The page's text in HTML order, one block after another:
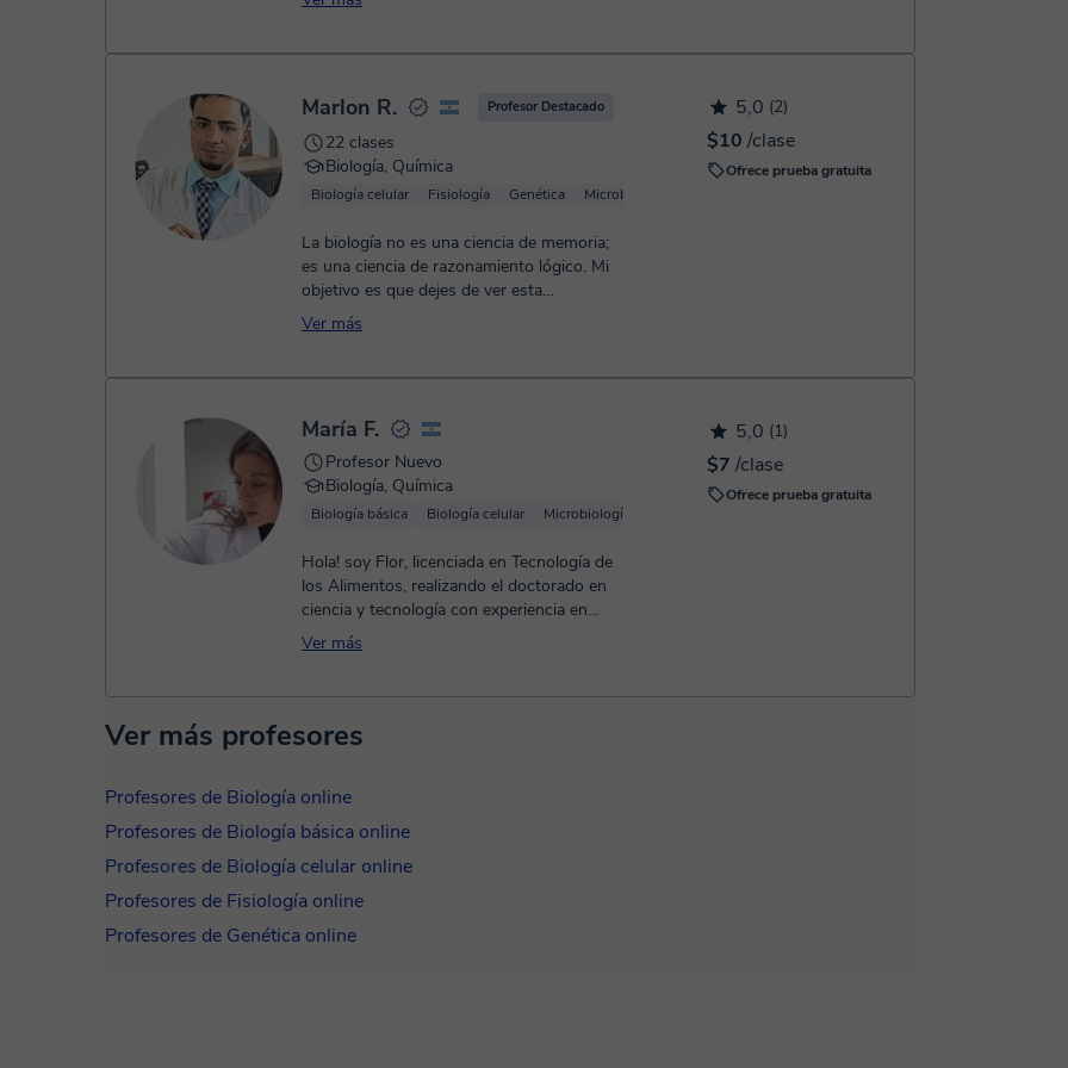
5,0 (2)
$10 /clase
Ofrece prueba gratuita
Marlon R. Profesor Destacado
22 clases
Biología, Química
Biología celular Fisiología Genética Microbiología
La biología no es una ciencia de memoria;
es una ciencia de razonamiento lógico. Mi
objetivo es que dejes de ver esta
asignatura como una lista infini...
Ver más
5,0 (1)
$7 /clase
Ofrece prueba gratuita
María F.
Profesor Nuevo
Biología, Química
Biología básica Biología celular Microbiología
Hola! soy Flor, licenciada en Tecnología de
los Alimentos, realizando el doctorado en
ciencia y tecnología con experiencia en
desarrollo de alimentos ...
Ver más
Ver más profesores
Profesores de Biología online
Profesores de Biología básica online
Profesores de Biología celular online
Profesores de Fisiología online
Profesores de Genética online